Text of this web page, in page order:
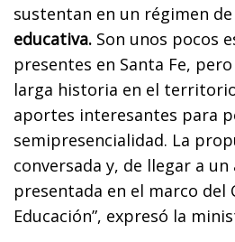
sustentan en un régimen de
educativa. Son unos pocos
presentes en Santa Fe,
larga historia en el
aportes interesantes para
semipresencialidad. La
conversada y, de llegar a un
presentada en el marco del
Educación”, expresó la